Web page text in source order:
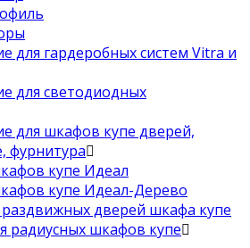
для гардеробных систем Vitra и
для светодиодных
для шкафов купе дверей,
фурнитура
купе Идеал
купе Идеал-Дерево
дверей шкафа купе
радиусных шкафов купе